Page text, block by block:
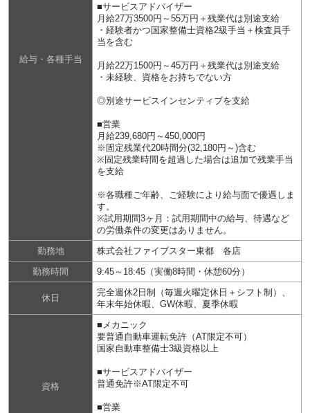
給与・各種手当
■サービスアドバイザー
月給27万3500円～55万円＋残業代は別途支給
・経験者かつ国家整備士資格2級手当＋検査員手
当を含む
月給22万1500円～45万円＋残業代は別途支給
・未経験、資格をお持ちでない方
◎別途サービスインセンティブを支給
■営業
月給239,680円～450,000円
※固定残業代20時間分(32,180円～)含む
※固定残業時間を超過した場合は追加で残業手当
を支給
※各職種ご年齢、ご経験により給与面で優遇しま
す。
※試用期間3ヶ月：試用期間中の給与、待遇など
の労働条件の変更はありません。
勤務地
株式会社ファイブスター東都 各店
勤務時間
9:45～18:45（実働8時間・休憩60分）
休日
完全週休2日制（毎週火曜定休日＋シフト制）、
年末年始休暇、GW休暇、夏季休暇
資格
■メカニック
要普通自動車運転免許（AT限定不可）
国家自動車整備士3級資格以上
■サービスアドバイザー
普通免許※AT限定不可
■営業